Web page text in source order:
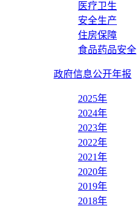
医疗卫生
安全生产
住房保障
食品药品安全
政府信息公开年报
2025年
2024年
2023年
2022年
2021年
2020年
2019年
2018年